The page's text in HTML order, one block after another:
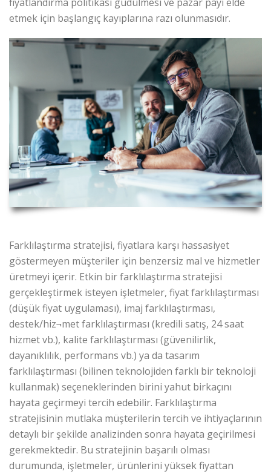
etmek için başlangıç kayıplarına razı olunmasıdır.
Farklılaştırma stratejisi, fiyatlara karşı hassasiyet
göstermeyen müşteriler için benzersiz mal ve hizmetler
üretmeyi içerir. Etkin bir farklılaştırma stratejisi
gerçekleştirmek isteyen işletmeler, fiyat farklılaştırması
(düşük fiyat uygulaması), imaj farklılaştırması,
destek/hiz¬met farklılaştırması (kredili satış, 24 saat
hizmet vb.), kalite farklılaştırması (güvenilirlik,
dayanıklılık, performans vb.) ya da tasarım
farklılaştırması (bilinen teknolojiden farklı bir teknoloji
kullanmak) seçeneklerinden birini yahut birkaçını
hayata geçirmeyi tercih edebilir. Farklılaştırma
stratejisinin mutlaka müşterilerin tercih ve ihtiyaçlarının
detaylı bir şekilde analizinden sonra hayata geçirilmesi
gerekmektedir. Bu stratejinin başarılı olması
durumunda, işletmeler, ürünlerini yüksek fiyattan